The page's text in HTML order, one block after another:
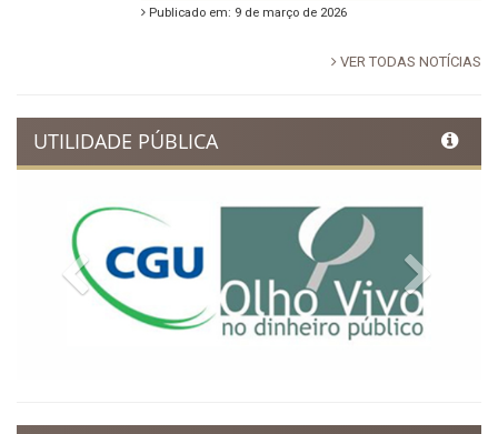
Publicado em: 9 de março de 2026
VER TODAS NOTÍCIAS
UTILIDADE PÚBLICA
Previous